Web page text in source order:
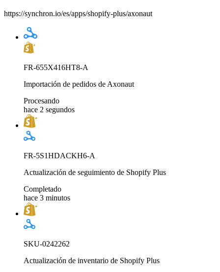
https://synchron.io/es/apps/shopify-plus/axonaut
FR-655X416HT8-A
Importación de pedidos de Axonaut
Procesando
hace 2 segundos
FR-5S1HDACKH6-A
Actualización de seguimiento de Shopify Plus
Completado
hace 3 minutos
SKU-0242262
Actualización de inventario de Shopify Plus